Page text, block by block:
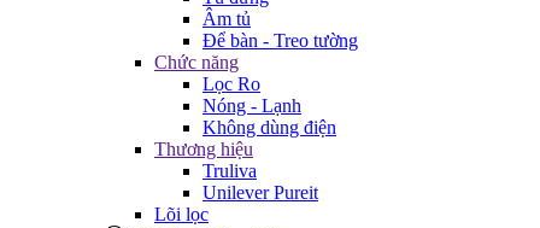
Âm tủ
Để bàn - Treo tường
Chức năng
Lọc Ro
Nóng - Lạnh
Không dùng điện
Thương hiệu
Truliva
Unilever Pureit
Lõi lọc